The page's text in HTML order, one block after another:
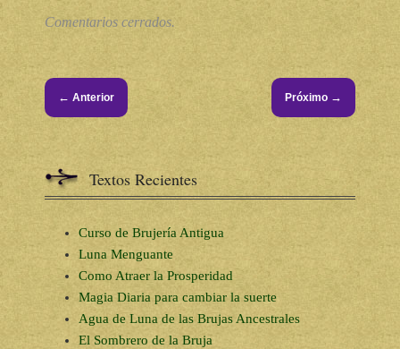
Comentarios cerrados.
← Anterior Próximo →
Textos Recientes
Curso de Brujería Antigua
Luna Menguante
Como Atraer la Prosperidad
Magia Diaria para cambiar la suerte
Agua de Luna de las Brujas Ancestrales
El Sombrero de la Bruja